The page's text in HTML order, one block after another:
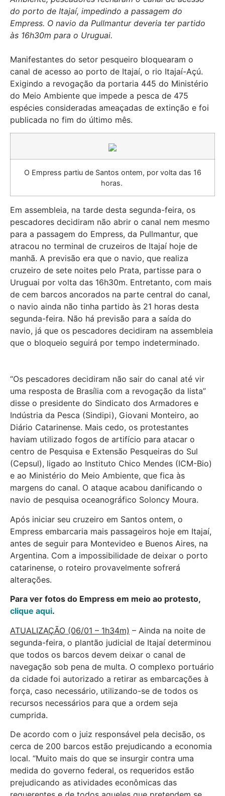
do porto de Itajaí, impedindo a passagem do
Empress. O navio da Pullmantur deveria ter partido
às 16h30m para o Uruguai.
Manifestantes do setor pesqueiro bloquearam o
canal de acesso ao porto de Itajaí, o rio Itajaí-Açú.
Exigindo a revogação da portaria 445 do Ministério
do Meio Ambiente que impede a pesca de 475
espécies consideradas ameaçadas de extinção e foi
publicada no fim do último mês.
O Empress partiu de Santos ontem, por volta das 16
horas.
Em assembleia, na tarde desta segunda-feira, os
pescadores decidiram não abrir o canal nem mesmo
para a passagem do Empress, da Pullmantur, que
atracou no terminal de cruzeiros de Itajaí hoje de
manhã. A previsão era que o navio, que realiza
cruzeiro de sete noites pelo Prata, partisse para o
Uruguai por volta das 16h30m. Entretanto, com mais
de cem barcos ancorados na parte central do canal,
o navio ainda não tinha partido às 21 horas desta
segunda-feira. Não há previsão para a saída do
navio, já que os pescadores decidiram na assembleia
que o bloqueio seguirá por tempo indeterminado.
“Os pescadores decidiram não sair do canal até vir
uma resposta de Brasília com a revogação da lista”
disse o presidente do Sindicato dos Armadores e
Indústria da Pesca (Sindipi), Giovani Monteiro, ao
Diário Catarinense. Mais cedo, os protestantes
haviam utilizado fogos de artifício para atacar o
centro de Pesquisa e Extensão Pesqueiras do Sul
(Cepsul), ligado ao Instituto Chico Mendes (ICM-Bio)
e ao Ministério do Meio Ambiente, que fica às
margens do canal. O ataque acabou danificando o
navio de pesquisa oceanográfico Soloncy Moura.
Após iniciar seu cruzeiro em Santos ontem, o
Empress embarcaria mais passageiros hoje em Itajaí,
antes de seguir para Montevideo e Buenos Aires, na
Argentina. Com a impossibilidade de deixar o porto
catarinense, o roteiro provavelmente sofrerá
alterações.
Para ver fotos do Empress em meio ao protesto,
clique aqui.
ATUALIZAÇÃO (06/01 – 1h34m) – Ainda na noite de
segunda-feira, o plantão judicial de Itajaí determinou
que todos os barcos devem deixar o canal de
navegação sob pena de multa. O complexo portuário
da cidade foi autorizado a retirar as embarcações à
força, caso necessário, utilizando-se de todos os
recursos necessários para que a ordem seja
cumprida.
De acordo com o juiz responsável pela decisão, os
cerca de 200 barcos estão prejudicando a economia
local. “Muito mais do que se insurgir contra uma
medida do governo federal, os requeridos estão
prejudicando as atividades econômicas das